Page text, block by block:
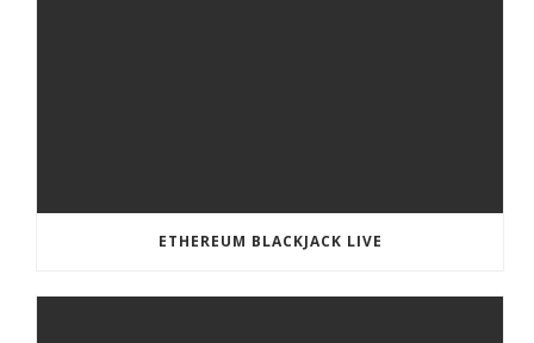
ETHEREUM BLACKJACK LIVE